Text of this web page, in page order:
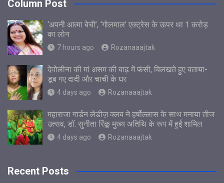
Column Post
‘अपनी आत्मा बेची’, ‘गोलमाल’ एक्ट्रेस के ऊपर था 1 करोड़
का लोन
7 hours ago Rozanaaajtak
देवोलीना की मां असम की बाढ़ में फंसी, बिलखते हुए बताया-
डूब गए दादी और चाची के घर
4 days ago Rozanaaajtak
महाराजा गार्डन लेडीज़ क्लब ने हर्षोल्लास के साथ मनाया तीज
उत्सव, डॉ. सुनीता रिंकू मुख्य अतिथि के रूप में हुईं शामिल
4 days ago Rozanaaajtak
Recent Posts